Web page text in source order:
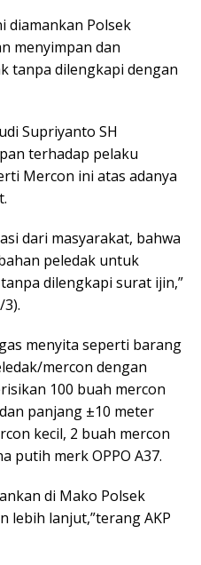
diamankan Polsek
menyimpan dan
tanpa dilengkapi dengan
Supriyanto SH
terhadap pelaku
Mercon ini atas adanya
dari masyarakat, bahwa
peledak untuk
dilengkapi surat ijin,”
menyita seperti barang
mercon dengan
100 buah mercon
panjang ±10 meter
kecil, 2 buah mercon
putih merk OPPO A37.
di Mako Polsek
lebih lanjut,”terang AKP